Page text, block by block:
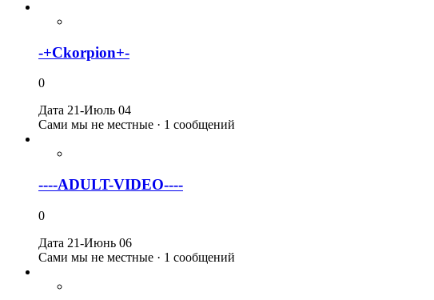
-+Ckorpion+-
0
Дата 21-Июль 04
Сами мы не местные · 1 сообщений
----ADULT-VIDEO----
0
Дата 21-Июнь 06
Сами мы не местные · 1 сообщений